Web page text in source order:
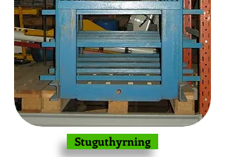
Stuguthyrning